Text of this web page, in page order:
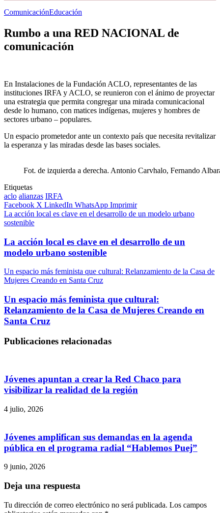
ComunicaciónEducación
Rumbo a una RED NACIONAL de
comunicación
En Instalaciones de la Fundación ACLO, representantes de las
instituciones IRFA y ACLO, se reunieron con el ánimo de proyectar
una estrategia que permita congregar una mirada comunicacional
desde lo humano, con matices indígenas, mujeres y hombres de
sectores urbano – populares.
Un espacio prometedor ante un contexto país que necesita revitalizar
la esperanza y las miradas desde las bases sociales.
Fot. de izquierda a derecha. Antonio Carvhalo, Fernando
Etiquetas
aclo alianzas IRFA
Facebook X LinkedIn WhatsApp Imprimir
La acción local es clave en el desarrollo de un modelo urbano
sostenible
La acción local es clave en el desarrollo de un
modelo urbano sostenible
Un espacio más feminista que cultural: Relanzamiento de la Casa de
Mujeres Creando en Santa Cruz
Un espacio más feminista que cultural:
Relanzamiento de la Casa de Mujeres Creando en
Santa Cruz
Publicaciones relacionadas
Jóvenes apuntan a crear la Red Chaco para
visibilizar la realidad de la región
4 julio, 2026
Jóvenes amplifican sus demandas en la agenda
pública en el programa radial “Hablemos Puej”
9 junio, 2026
Deja una respuesta
Tu dirección de correo electrónico no será publicada. Los campos